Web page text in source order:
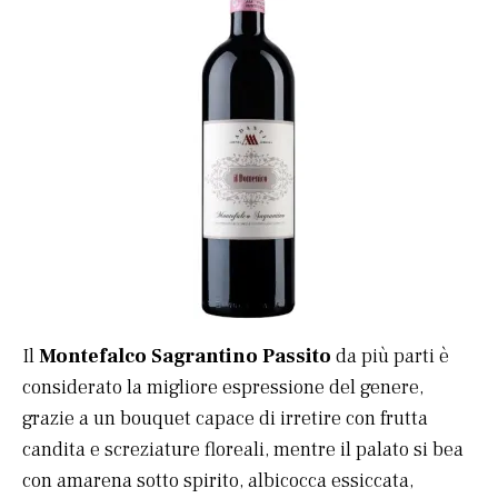
IlMontefalco Sagrantino Passito da più parti è
considerato la migliore espressione del genere,
grazie a un bouquet capace di irretire con frutta
candita e screziature floreali, mentre il palato si bea
con amarena sotto spirito, albicocca essiccata,